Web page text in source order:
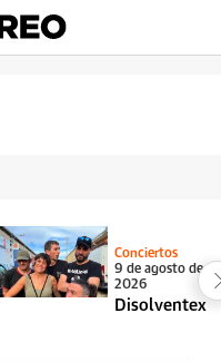
Conciertos
9 de agosto de
2026
Disolventex